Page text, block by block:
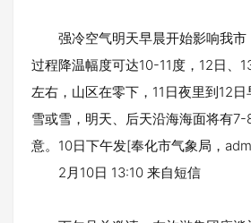
强冷空气明天早晨开始影响我市
过程降温幅度可达10-11度，12日、
左右，山区在零下，11日夜里到12
雪或雪，明天、后天沿海海面将有
意。10日下午发[奉化市气象局，
2月10日 13:10 来自短信